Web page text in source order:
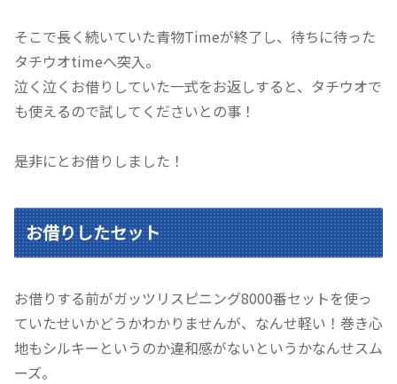
そこで長く続いていた青物Timeが終了し、待ちに待った
タチウオtimeへ突入。
泣く泣くお借りしていた一式をお返しすると、タチウオで
も使えるので試してくださいとの事！
是非にとお借りしました！
お借りしたセット
お借りする前がガッツリスピニング8000番セットを使っ
ていたせいかどうかわかりませんが、なんせ軽い！巻き心
地もシルキーというのか違和感がないというかなんせスム
ーズ。